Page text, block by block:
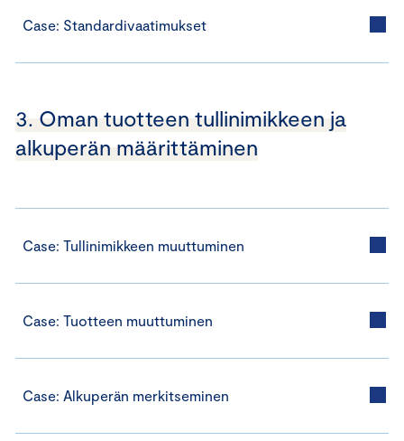
Case: Standardivaatimukset
3. Oman tuotteen tullinimikkeen ja
alkuperän määrittäminen
Case: Tullinimikkeen muuttuminen
Case: Tuotteen muuttuminen
Case: Alkuperän merkitseminen